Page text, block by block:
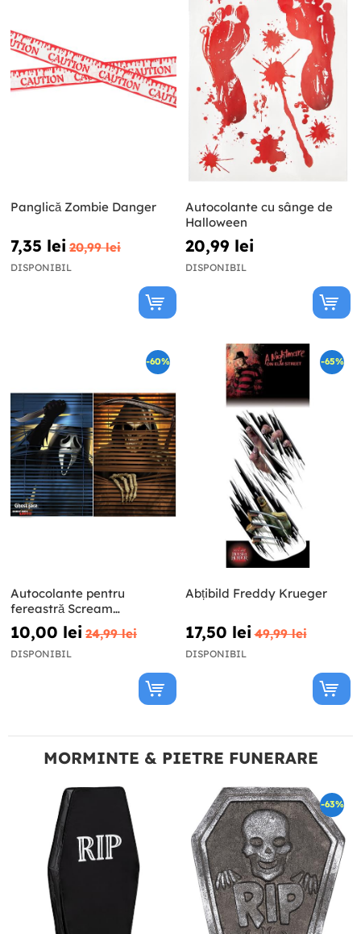
Panglică Zombie Danger
7,35 lei 20,99 lei
DISPONIBIL
Autocolante cu sânge de
Halloween
20,99 lei
DISPONIBIL
-60%
Autocolante pentru
fereastră Scream
Ghostface
10,00 lei 24,99 lei
DISPONIBIL
-65%
Abțibild Freddy Krueger
17,50 lei 49,99 lei
DISPONIBIL
MORMINTE & PIETRE FUNERARE
-63%